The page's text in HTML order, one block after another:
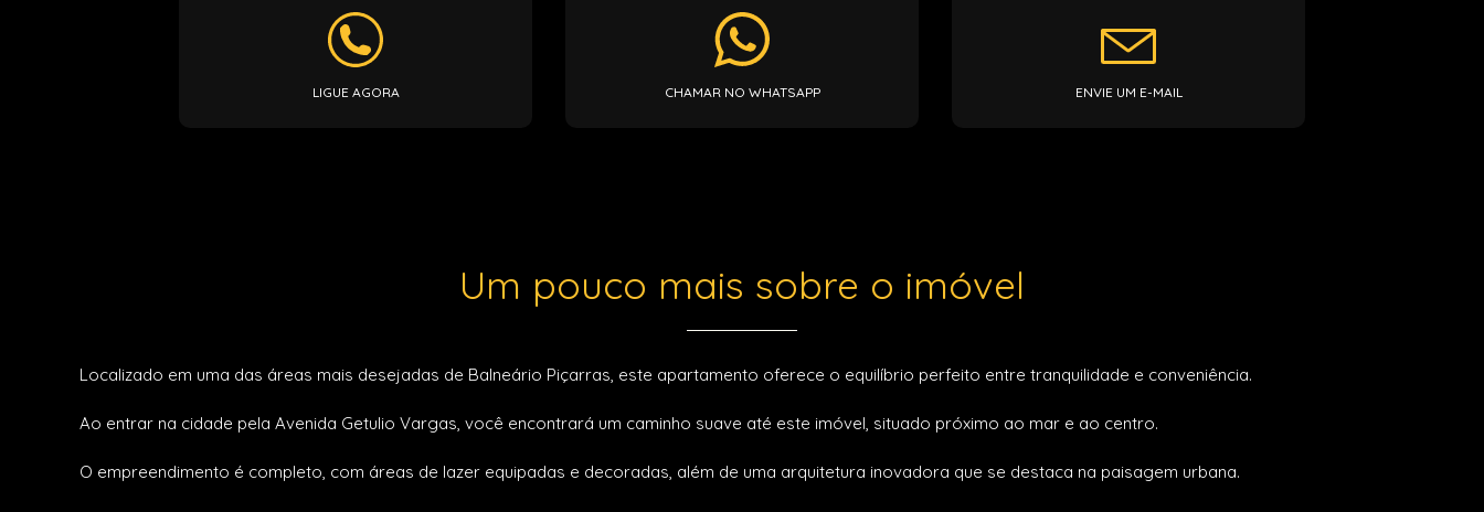
LIGUE AGORA CHAMAR NO WHATSAPP ENVIE UM E-MAIL
Um pouco mais sobre o imóvel
Localizado em uma das áreas mais desejadas de Balneário Piçarras, este apartamento oferece o equilíbrio perfeito entre tranquilidade e conveniência.
Ao entrar na cidade pela Avenida Getulio Vargas, você encontrará um caminho suave até este imóvel, situado próximo ao mar e ao centro.
O empreendimento é completo, com áreas de lazer equipadas e decoradas, além de uma arquitetura inovadora que se destaca na paisagem urbana.